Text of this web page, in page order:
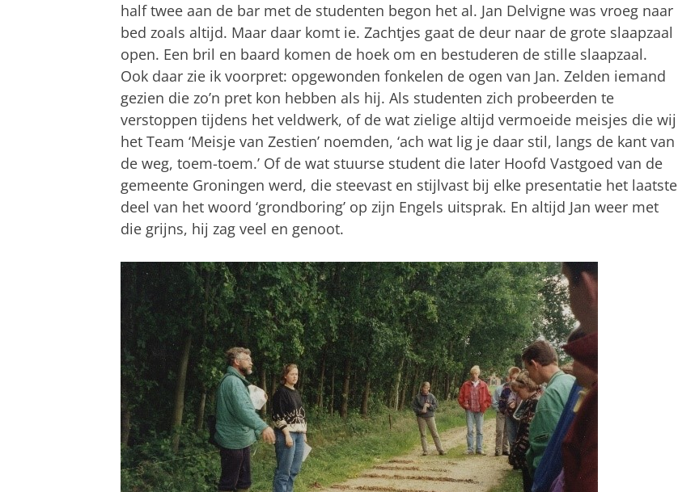
half twee aan de bar met de studenten begon het al. Jan Delvigne was vroeg naar
bed zoals altijd. Maar daar komt ie. Zachtjes gaat de deur naar de grote slaapzaal
open. Een bril en baard komen de hoek om en bestuderen de stille slaapzaal.
Ook daar zie ik voorpret: opgewonden fonkelen de ogen van Jan. Zelden iemand
gezien die zo’n pret kon hebben als hij. Als studenten zich probeerden te
verstoppen tijdens het veldwerk, of de wat zielige altijd vermoeide meisjes die wij
het Team ‘Meisje van Zestien’ noemden, ‘ach wat lig je daar stil, langs de kant van
de weg, toem-toem.’ Of de wat stuurse student die later Hoofd Vastgoed van de
gemeente Groningen werd, die steevast en stijlvast bij elke presentatie het laatste
deel van het woord ‘grondboring’ op zijn Engels uitsprak. En altijd Jan weer met
die grijns, hij zag veel en genoot.